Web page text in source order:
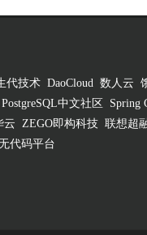
代技术 DaoCloud 数人云
PostgreSQL中文社区 Spring
云 ZEGO即构科技 联想超
代码平台